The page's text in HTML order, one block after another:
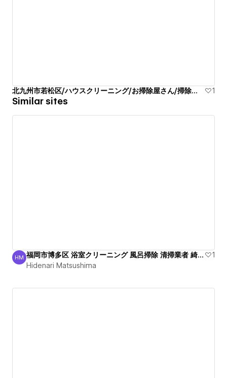
北九州市若松区/ハウスクリーニング/お掃除屋さん/掃除代行業者 1
Similar sites
Hidenari Matsushima
HM 福岡市博多区 浴室クリーニング 風呂掃除 清掃業者 綺麗！
1
Hidenari Matsushima